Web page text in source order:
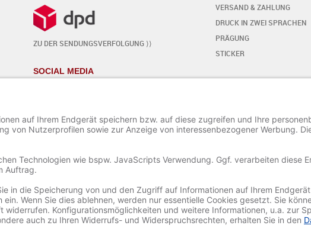
ZU DER SENDUNGSVERFOLGUNG ⟩⟩
SOCIAL MEDIA
VERSAND & ZAHLUNG
DRUCK IN ZWEI SPRACHEN
PRÄGUNG
STICKER
TEXT HINZUFÜGEN /
ORNAMENTE HINZUFÜGEN
PROJEKT SPEICHERN UND